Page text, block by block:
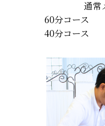
通常
60分コース
40分コース